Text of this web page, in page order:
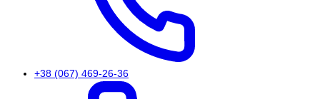
+38 (067) 469-26-36